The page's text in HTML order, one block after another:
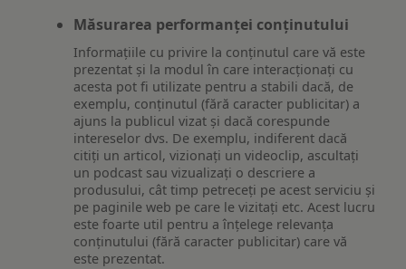
Măsurarea performanței conținutului
Informațiile cu privire la conținutul care vă este
prezentat și la modul în care interacționați cu
acesta pot fi utilizate pentru a stabili dacă, de
exemplu, conținutul (fără caracter publicitar) a
ajuns la publicul vizat și dacă corespunde
intereselor dvs. De exemplu, indiferent dacă
citiți un articol, vizionați un videoclip, ascultați
un podcast sau vizualizați o descriere a
produsului, cât timp petreceți pe acest serviciu și
pe paginile web pe care le vizitați etc. Acest lucru
este foarte util pentru a înțelege relevanța
conținutului (fără caracter publicitar) care vă
este prezentat.